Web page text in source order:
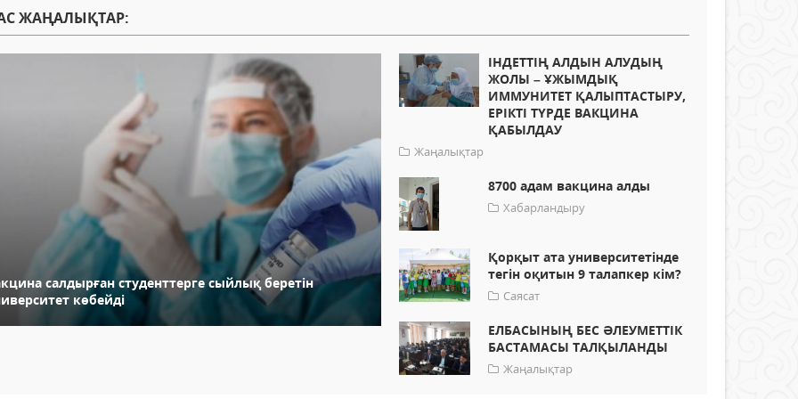
ЖАҢАЛЫҚТАР:
салдырған студенттерге сыйлық беретін
көбейді
ІНДЕТТІҢ АЛДЫН АЛУДЫҢ
ЖОЛЫ – ҰЖЫМДЫҚ
ИММУНИТЕТ ҚАЛЫПТАСТЫРУ,
ЕРІКТІ ТҮРДЕ ВАКЦИНА
ҚАБЫЛДАУ
Жаңалықтар
8700 адам вакцина алды
Хабарландыру
Қорқыт ата университетінде
тегін оқитын 9 талапкер кім?
Саясат
ЕЛБАСЫНЫҢ БЕС ӘЛЕУМЕТТІК
БАСТАМАСЫ ТАЛҚЫЛАНДЫ
Жаңалықтар